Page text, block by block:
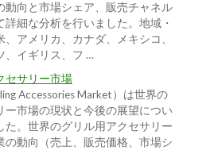
動向と市場シェア、販売チャネル
詳細な分析を行いました。地域・
アメリカ、カナダ、メキシコ、
、イギリス、フ …
セサリー市場
Accessories Market）は世界の
ー市場の現状と今後の展望につい
た。世界のグリル用アクセサリー
の動向（売上、販売価格、市場シ